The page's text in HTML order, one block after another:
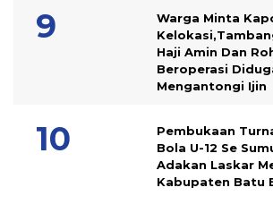
Warga Minta
Haji Amin Dan
Beroperasi
Mengantongi Ijin
Pembukaan
Bola U-12 Se
Adakan Laskar
Kabupaten Batu